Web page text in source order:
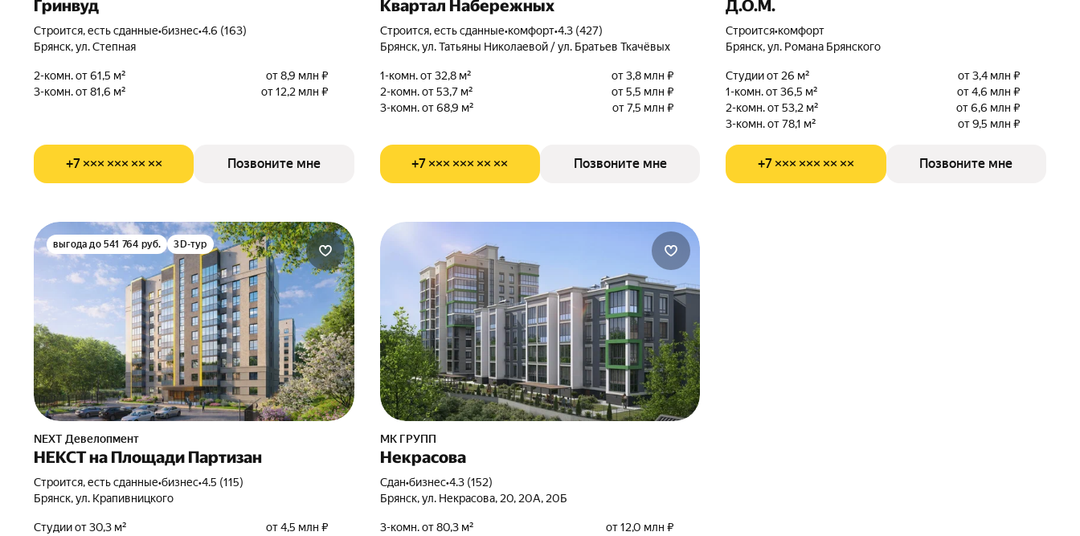
Гринвуд
Строится, есть сданные•бизнес•4.6 (163)
Брянск, ул. Степная
2-комн. от 61,5 м²
от 8,9 млн ₽
3-комн. от 81,6 м²
от 12,2 млн ₽
+7 ××× ××× ×× ×× Позвоните мне
Квартал Набережных
Строится, есть сданные•комфорт•4.3 (427)
Брянск, ул. Татьяны Николаевой / ул. Братьев Ткачёвых
1-комн. от 32,8 м²
от 3,8 млн ₽
2-комн. от 53,7 м²
от 5,5 млн ₽
3-комн. от 68,9 м²
от 7,5 млн ₽
+7 ××× ××× ×× ×× Позвоните мне
Д.О.М.
Строится•комфорт
Брянск, ул. Романа Брянского
Студии от 26 м²
от 3,4 млн ₽
1-комн. от 36,5 м²
от 4,6 млн ₽
2-комн. от 53,2 м²
от 6,6 млн ₽
3-комн. от 78,1 м²
от 9,5 млн ₽
+7 ××× ××× ×× ×× Позвоните мне
выгода до 541 764 руб. 3D-тур
NEXT Девелопмент
НЕКСТ на Площади Партизан
Строится, есть сданные•бизнес•4.5 (115)
Брянск, ул. Крапивницкого
Студии от 30,3 м²
от 4,5 млн ₽
МК ГРУПП
Некрасова
Сдан•бизнес•4.3 (152)
Брянск, ул. Некрасова, 20, 20А, 20Б
3-комн. от 80,3 м² от 12,0 млн ₽